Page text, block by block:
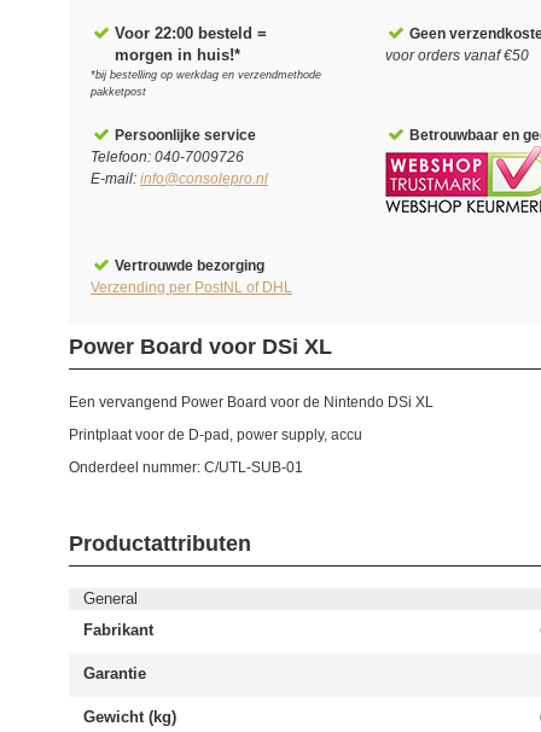
Voor 22:00 besteld =
morgen in huis!*
*bij bestelling op werkdag en verzendmethode
pakketpost
Geen
voor orders vanaf €50
Persoonlijke service
Telefoon: 040-7009726
E-mail: info@consolepro.nl
Betrouwbaar en
Vertrouwde bezorging
Verzending per PostNL of DHL
Power Board voor DSi XL
Een vervangend Power Board voor de Nintendo DSi XL
Printplaat voor de D-pad, power supply, accu
Onderdeel nummer: C/UTL-SUB-01
Productattributen
General
Fabrikant
Garantie
Gewicht (kg)